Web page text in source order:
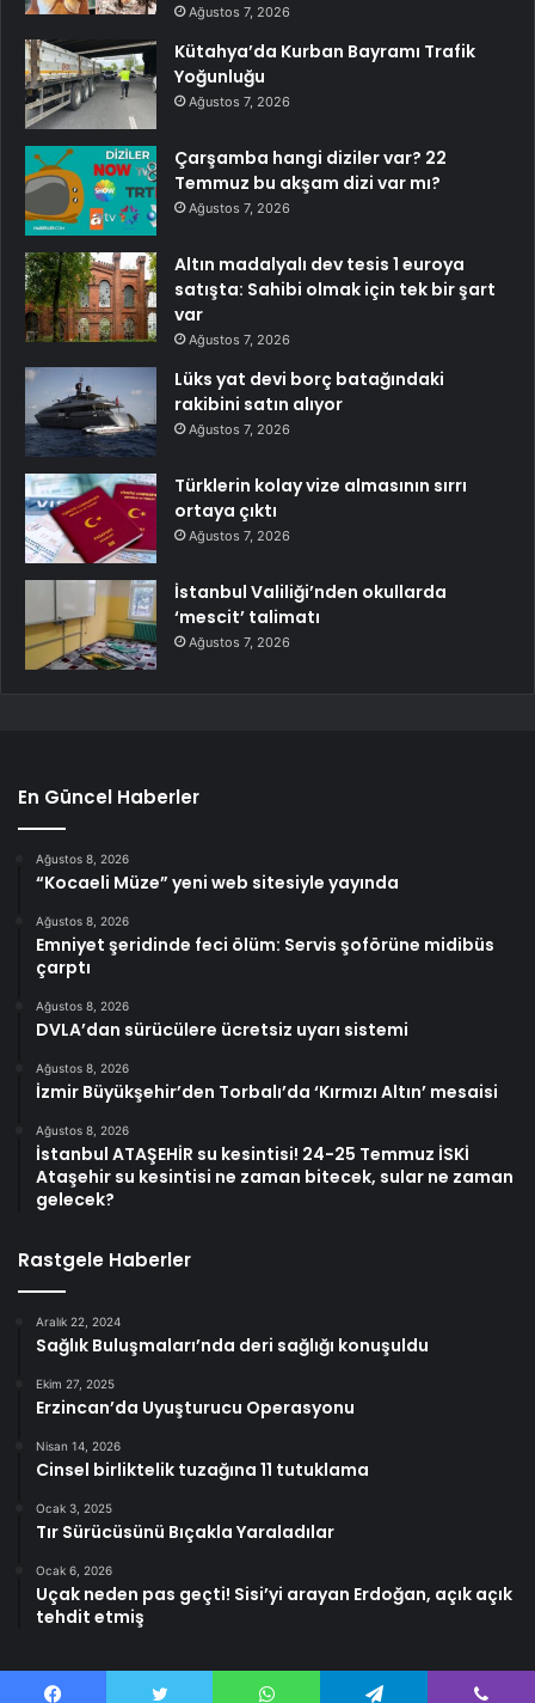
Ağustos 7, 2026
Kütahya’da Kurban Bayramı Trafik
Yoğunluğu
Ağustos 7, 2026
Çarşamba hangi diziler var? 22
Temmuz bu akşam dizi var mı?
Ağustos 7, 2026
Altın madalyalı dev tesis 1 euroya
satışta: Sahibi olmak için tek bir şart
var
Ağustos 7, 2026
Lüks yat devi borç batağındaki
rakibini satın alıyor
Ağustos 7, 2026
Türklerin kolay vize almasının sırrı
ortaya çıktı
Ağustos 7, 2026
İstanbul Valiliği’nden okullarda
‘mescit’ talimatı
Ağustos 7, 2026
En Güncel Haberler
Ağustos 8, 2026
“Kocaeli Müze” yeni web sitesiyle yayında
Ağustos 8, 2026
Emniyet şeridinde feci ölüm: Servis şoförüne midibüs
çarptı
Ağustos 8, 2026
DVLA’dan sürücülere ücretsiz uyarı sistemi
Ağustos 8, 2026
İzmir Büyükşehir’den Torbalı’da ‘Kırmızı Altın’ mesaisi
Ağustos 8, 2026
İstanbul ATAŞEHİR su kesintisi! 24-25 Temmuz İSKİ
Ataşehir su kesintisi ne zaman bitecek, sular ne zaman
gelecek?
Rastgele Haberler
Aralık 22, 2024
Sağlık Buluşmaları’nda deri sağlığı konuşuldu
Ekim 27, 2025
Erzincan’da Uyuşturucu Operasyonu
Nisan 14, 2026
Cinsel birliktelik tuzağına 11 tutuklama
Ocak 3, 2025
Tır Sürücüsünü Bıçakla Yaraladılar
Ocak 6, 2026
Uçak neden pas geçti! Sisi’yi arayan Erdoğan, açık açık
tehdit etmiş